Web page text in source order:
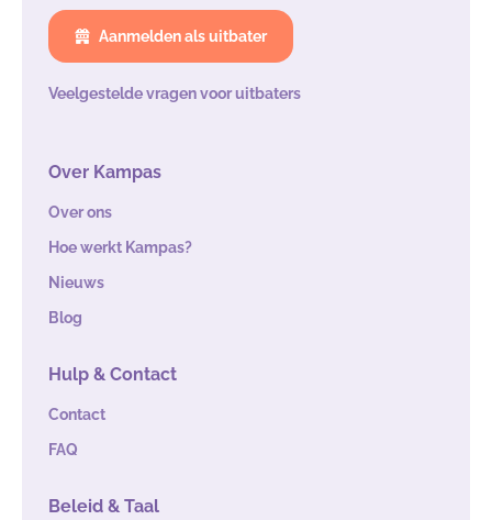
Aanmelden als uitbater
Veelgestelde vragen voor uitbaters
Over Kampas
Over ons
Hoe werkt Kampas?
Nieuws
Blog
Hulp & Contact
Contact
FAQ
Beleid & Taal